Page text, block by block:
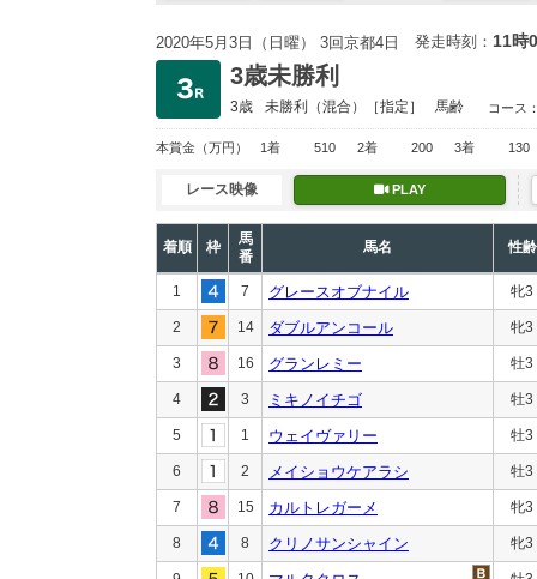
2020年5月3日（日曜） 3回京都4日 発走時刻： 11時
3歳未勝利
3歳 未勝利 （混合）［指定］ 馬齢 コース
本賞金 （万円） 1着 510 2着 200 3着 130
レース映像 PLAY
着順 枠
馬
番
馬名 性齢
1 7 グレースオブナイル 牝3
2 14 ダブルアンコール 牝3
3 16 グランレミー 牡3
4 3 ミキノイチゴ 牡3
5 1 ウェイヴァリー 牡3
6 2 メイショウケアラシ 牡3
7 15 カルトレガーメ 牝3
8 8 クリノサンシャイン 牝3